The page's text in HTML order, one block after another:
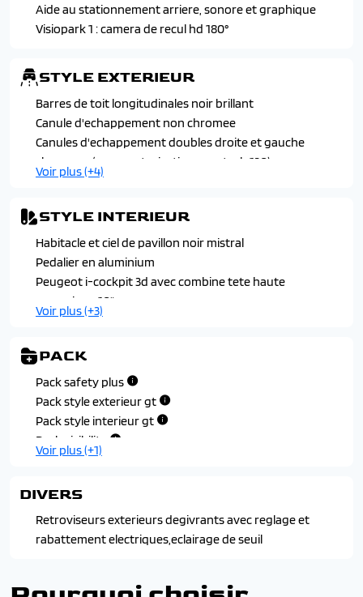
route
Verrouillage automatique de tous les ouvrants en
Aide au stationnement arriere, sonore et graphique
Visiopark 1 : camera de recul hd 180°
STYLE EXTERIEUR
Barres de toit longitudinales noir brillant
Canule d'echappement non chromee
Canules d'echappement doubles droite et gauche
chromees (avec motorisation puretech 130)
Coques de retroviseurs exterieurs avec repetiteurs
Jantes en alliage 17" "karakoy" bi-tons diamntees noir
orbital, vernis brillant
Passages de roues noir mat
Toit black diamond (indisponible avec noir perla nera)
Voir plus (+4)
STYLE INTERIEUR
Habitacle et ciel de pavillon noir mistral
Pedalier en aluminium
Peugeot i-cockpit 3d avec combine tete haute
numerique 10"
Sellerie tissu belomka, accompagnement tep isabella, tri-
Surtapis avant et arriere noirs avec surpiqures vert
adamite
Volant compact cuir pleine fleur avec commandes
multimedia integrees
Voir plus (+3)
PACK
Pack safety plus
Pack style exterieur gt
Pack style interieur gt
Pack visibilite
Voir plus (+1)
DIVERS
Retroviseurs exterieurs degivrants avec reglage et
rabattement electriques,eclairage de seuil